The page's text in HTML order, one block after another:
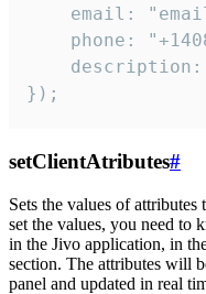
email:
phone:
});
setClientAtributes#
Sets the values ​​of
set the values, you need to
in the Jivo application, in
section. The attributes will
panel and updated in real